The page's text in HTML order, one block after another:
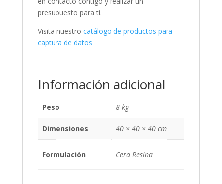
presupuesto para ti.
Visita nuestro catálogo de productos para
captura de datos
Información adicional
Peso 8 kg
Dimensiones 40 × 40 × 40 cm
Formulación Cera Resina